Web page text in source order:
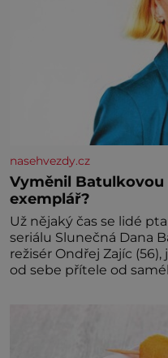
nasehvezdy.cz
Vyměnil
exemplář?
Už nějaký čas se lidé
seriálu Slunečná Dana
režisér Ondřej Zajíc (56),
od sebe přítele od